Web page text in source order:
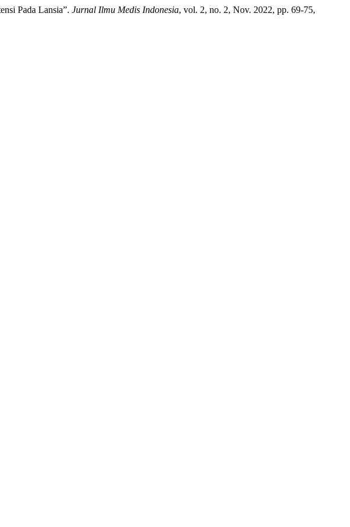
Pada Lansia”. Jurnal Ilmu Medis Indonesia, vol. 2, no. 2, Nov. 2022, pp. 69-75,